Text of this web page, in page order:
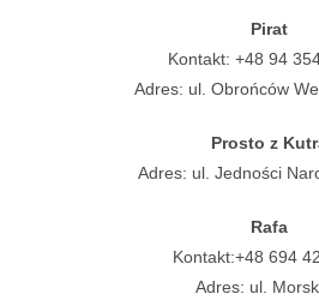
Pirat
Kontakt: +48 94
Adres: ul. Obrońców
Prosto z
Adres: ul. Jedności
Rafa
Kontakt:+48 694
Adres: ul.